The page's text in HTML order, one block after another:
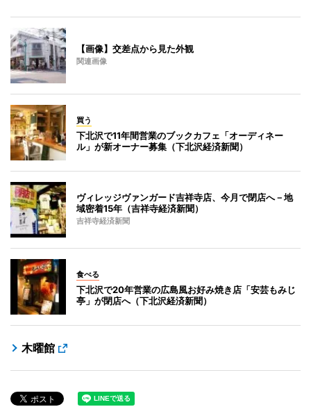
【画像】交差点から見た外観
関連画像
買う
下北沢で11年間営業のブックカフェ「オーディネー
ル」が新オーナー募集（下北沢経済新聞）
ヴィレッジヴァンガード吉祥寺店、今月で閉店へ－地
域密着15年（吉祥寺経済新聞）
吉祥寺経済新聞
食べる
下北沢で20年営業の広島風お好み焼き店「安芸もみじ
亭」が閉店へ（下北沢経済新聞）
木曜館